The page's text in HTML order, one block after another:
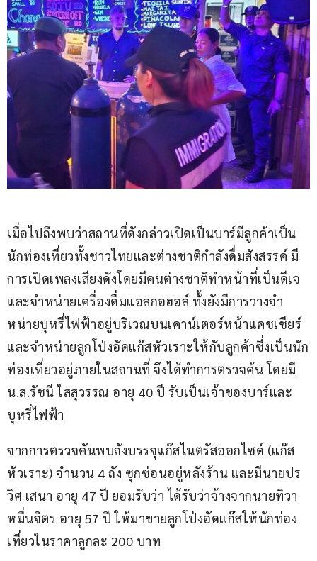
เมื่อไปถึงพบว่าสถานที่ดังกล่าวเปิดเป็นบาร์มีลูกค้าเป็น
นักท่องเที่ยวทั้งชาวไทยและต่างชาติกําลังดื่มสังสรรค์ มี
การเปิดเพลงเสียงดังโดยมีคนต่างชาติทําหน้าที่เป็นดีเจ
และจําหน่ายเครื่องดื่มแอลกอฮอล์ ทั้งยังมีการวางจํา
หน่ายบุหรี่ไฟฟ้าอยู่บริเวณบนเคาน์เตอร์หน้าแคชเชียร์
และจําหน่ายลูกโป่งอัดแก๊สหัวเราะให้กับลูกค้าซึ่งเป็นนัก
ท่องเที่ยวอยู่ภายในสถานที่ จึงได้ทำการตรวจค้น โดยมี
น.ส.รัชนี ใสสุวรรณ อายุ 40 ปี รับเป็นเจ้าของบาร์และ
บุหรี่ไฟฟ้า
จากการตรวจคันพบถังบรรจุแก๊สไนตรัสออกไซด์ (แก๊ส
หัวเราะ) จํานวน 4 ถัง ซุกซ่อนอยู่หลังร้าน และมีนายปร
วิศ เสนา อายุ 47 ปี ยอมรับว่า ได้รับว่าจ้างจากนายทิวา
หมื่นจิตร อายุ 57 ปี ให้มาขายลูกโป่งอัดแก๊สให้นักท่อง
เที่ยวในราคาลูกละ 200 บาท